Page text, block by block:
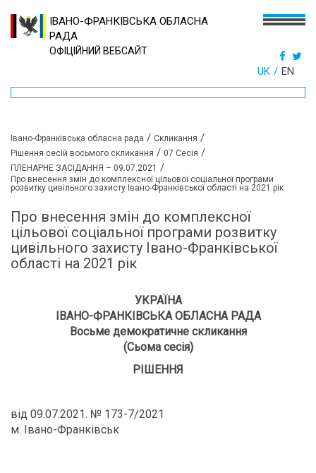
ІВАНО-ФРАНКІВСЬКА ОБЛАСНА
РАДА
ОФІЦІЙНИЙ ВЕБСАЙТ
UK EN
Івано-Франківська обласна рада / Скликання /
Рішення сесій восьмого скликання / 07 Сесія /
ПЛЕНАРНЕ ЗАСІДАННЯ – 09.07.2021 /
Про внесення змін до комплексної цільової соціальної програми
розвитку цивільного захисту Івано-Франківської області на 2021 рік
Про внесення змін до комплексної
цільової соціальної програми розвитку
цивільного захисту Івано-Франківської
області на 2021 рік
УКРАЇНА
ІВАНО-ФРАНКІВСЬКА ОБЛАСНА РАДА
Восьме демократичне скликання
(Сьома сесія)
РІШЕННЯ
від 09.07.2021. № 173-7/2021
м. Івано-Франківськ